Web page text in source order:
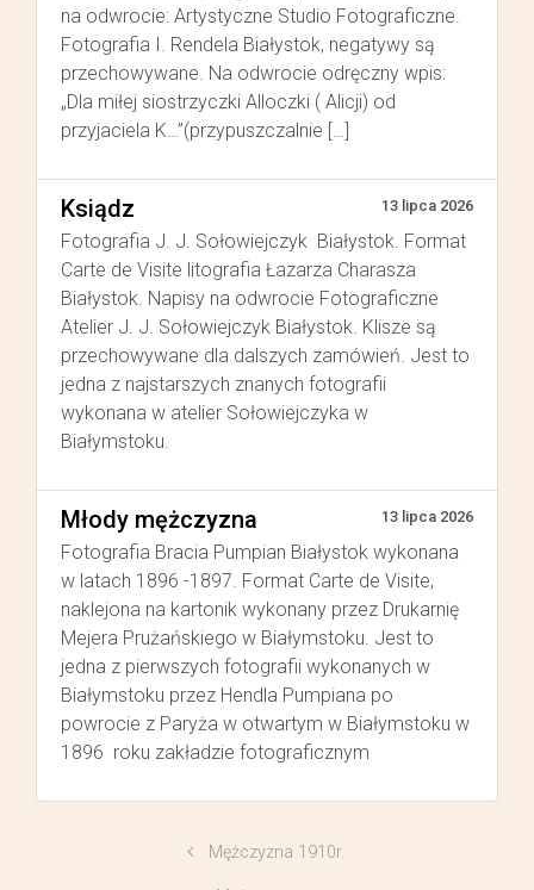
na odwrocie: Artystyczne Studio Fotograficzne.
Fotografia I. Rendela Białystok, negatywy są
przechowywane. Na odwrocie odręczny wpis:
„Dla miłej siostrzyczki Alloczki ( Alicji) od
przyjaciela K…”(przypuszczalnie […]
Ksiądz 13 lipca 2026
Fotografia J. J. Sołowiejczyk Białystok. Format
Carte de Visite litografia Łazarza Charasza
Białystok. Napisy na odwrocie Fotograficzne
Atelier J. J. Sołowiejczyk Białystok. Klisze są
przechowywane dla dalszych zamówień. Jest to
jedna z najstarszych znanych fotografii
wykonana w atelier Sołowiejczyka w
Białymstoku.
Młody mężczyzna 13 lipca 2026
Fotografia Bracia Pumpian Białystok wykonana
w latach 1896 -1897. Format Carte de Visite,
naklejona na kartonik wykonany przez Drukarnię
Mejera Prużańskiego w Białymstoku. Jest to
jedna z pierwszych fotografii wykonanych w
Białymstoku przez Hendla Pumpiana po
powrocie z Paryża w otwartym w Białymstoku w
1896 roku zakładzie fotograficznym
Mężczyzna 1910r.